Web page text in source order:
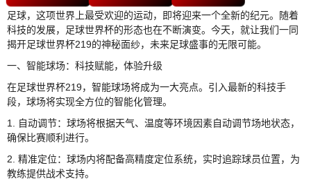
足球，这项世界上最受欢迎的运动，即将迎来一个全新的纪元。随着
科技的发展，足球世界杯的形态也在不断演变。今天，就让我们一同
揭开足球世界杯219的神秘面纱，未来足球盛事的无限可能。
一、智能球场：科技赋能，体验升级
在足球世界杯219，智能球场将成为一大亮点。引入最新的科技手
段，球场将实现全方位的智能化管理。
1. 自动调节：球场将根据天气、温度等环境因素自动调节场地状态，
确保比赛顺利进行。
2. 精准定位：球场内将配备高精度定位系统，实时追踪球员位置，为
教练提供战术支持。